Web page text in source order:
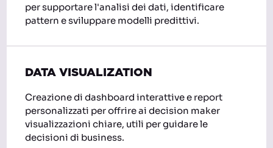
per supportare l'analisi dei dati, identificare
pattern e sviluppare modelli predittivi.
DATA VISUALIZATION
Creazione di dashboard interattive e report
personalizzati per offrire ai decision maker
visualizzazioni chiare, utili per guidare le
decisioni di business.